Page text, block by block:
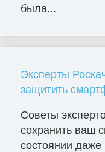
была...
Эксперты
защитить
Советы
сохранить ваш
состоянии даже